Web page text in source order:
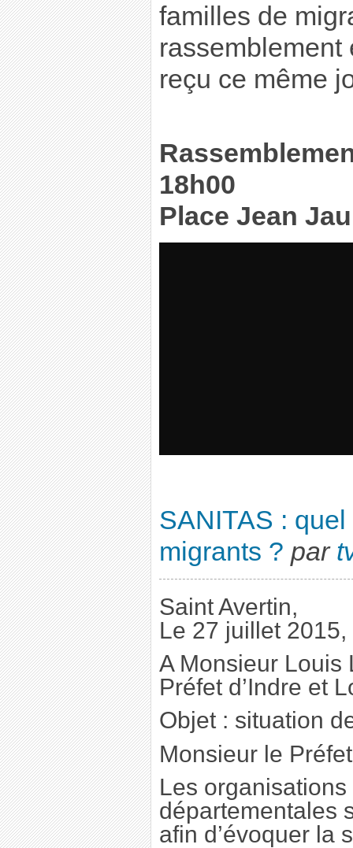
familles de
rassemblement
reçu ce même
18h00
Place Jean
SANITAS :
migrants ? par
Saint Avertin,
Le 27 juillet 2015,
A Monsieur Louis
Préfet d’Indre et
Objet : situation
Monsieur le
Les
départementales
afin d’évoquer la